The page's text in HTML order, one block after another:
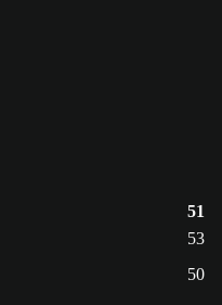
51
53
50